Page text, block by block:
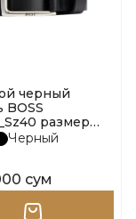
черный
BOSS
размер
Черный
сум